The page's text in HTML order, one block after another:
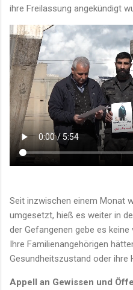
ihre Freilassung angekündigt
Seit inzwischen einem Monat
umgesetzt, hieß es weiter in
der Gefangenen gebe es
Ihre Familienangehörigen
Gesundheitszustand oder ihre
Appell an Gewissen und